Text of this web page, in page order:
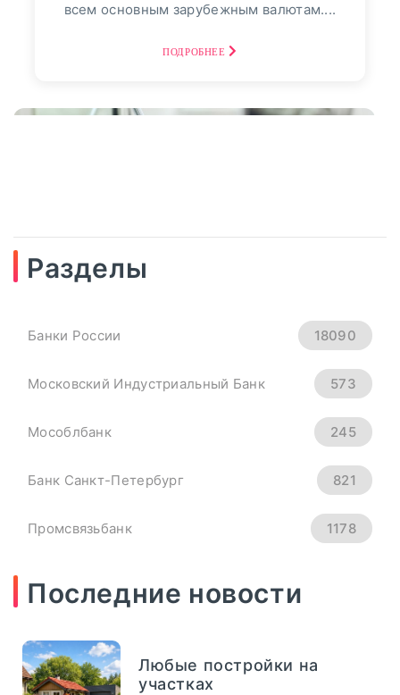
всем основным зарубежным валютам....
ПОДРОБНЕЕ
Рубль Теряет Высоту.
Юаня На 4 Сентября -
всем основным мировым валютам.
Разделы
Банки России 18090
Московский Индустриальный Банк 573
Мособлбанк 245
Банк Санкт-Петербург 821
Промсвязьбанк 1178
Внешпромбанк
Последние новости
Любые постройки на
участках